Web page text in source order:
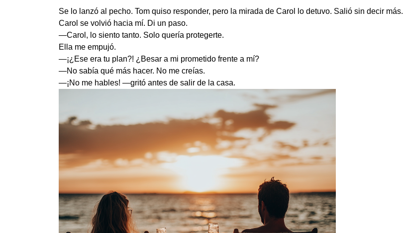
Se lo lanzó al pecho. Tom quiso responder, pero la mirada de Carol lo detuvo. Salió sin decir más.
Carol se volvió hacia mí. Di un paso.
—Carol, lo siento tanto. Solo quería protegerte.
Ella me empujó.
—¡¿Ese era tu plan?! ¿Besar a mi prometido frente a mí?
—No sabía qué más hacer. No me creías.
—¡No me hables! —gritó antes de salir de la casa.